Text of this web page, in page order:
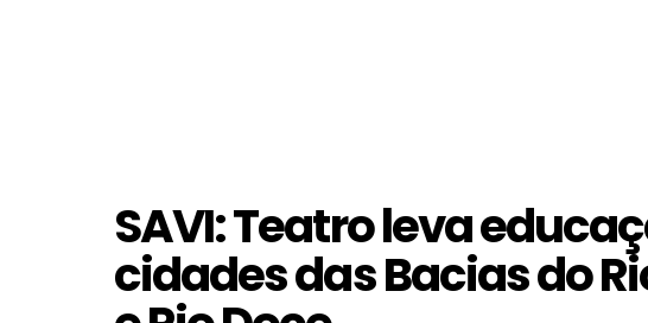
SAVI: Teatro leva
cidades das Bacias do